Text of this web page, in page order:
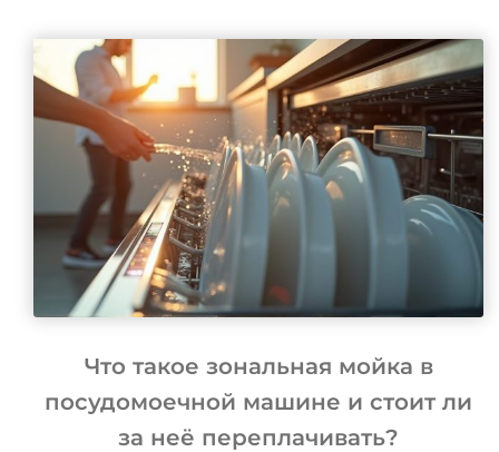
Что такое зональная мойка в
посудомоечной машине и стоит ли
за неё переплачивать?